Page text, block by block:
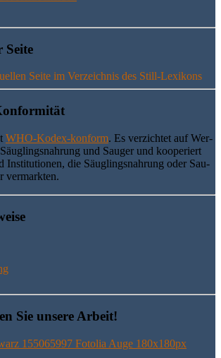
Seite
WHO-Kodex-kon­form. Es ver­zich­tet auf Wer­
und Sau­ger und koope­riert
Insti­tu­tio­nen, die Säug­lings­nah­rung oder Sau­
vermarkten.
Sie unse­re Arbeit!